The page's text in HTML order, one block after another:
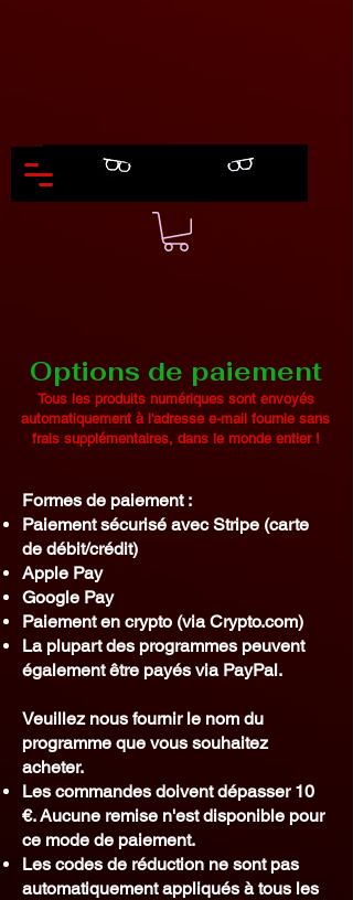
Options de paiement
Tous les produits numériques sont envoyés
automatiquement à l'adresse e-mail fournie sans
frais supplémentaires, dans le monde entier !
Formes de paiement :
Paiement sécurisé avec Stripe (carte
de débit/crédit)
Apple Pay
Google Pay
Paiement en crypto (via Crypto.com)
La plupart des programmes peuvent
également être payés via PayPal.
Veuillez nous fournir le nom du
programme que vous souhaitez
acheter.
Les commandes doivent dépasser 10
€. Aucune remise n'est disponible pour
ce mode de paiement.
Les codes de réduction ne sont pas
automatiquement appliqués à tous les